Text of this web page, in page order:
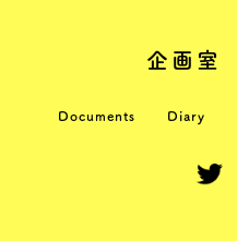
企画室
Documents Diary